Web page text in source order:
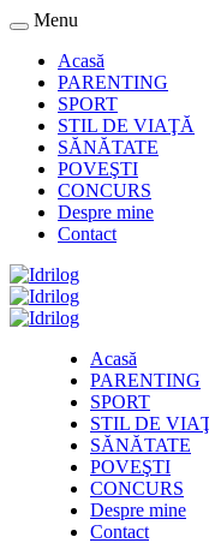
Menu
Acasă
PARENTING
SPORT
STIL DE VIAŢĂ
SĂNĂTATE
POVEŞTI
CONCURS
Despre mine
Contact
Acasă
PARENTING
SPORT
STIL DE
SĂNĂTATE
POVEŞTI
CONCURS
Despre mine
Contact